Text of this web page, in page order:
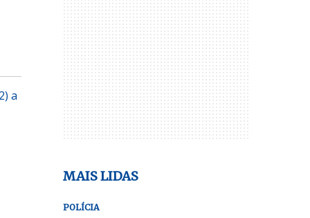
a
MAIS LIDAS
POLÍCIA